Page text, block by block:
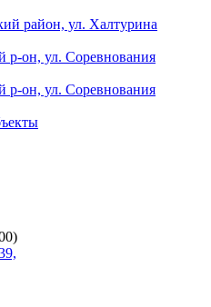
район, ул. Халтурина
р-он, ул. Соревнования
р-он, ул. Соревнования